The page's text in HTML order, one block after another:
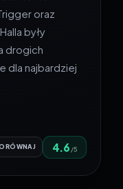
oraz
były
drogich
dla najbardziej
4.6 /5